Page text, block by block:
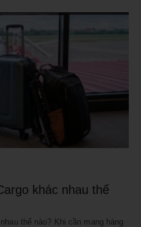
khác nhau thế
thế nào? Khi cần mang hàng